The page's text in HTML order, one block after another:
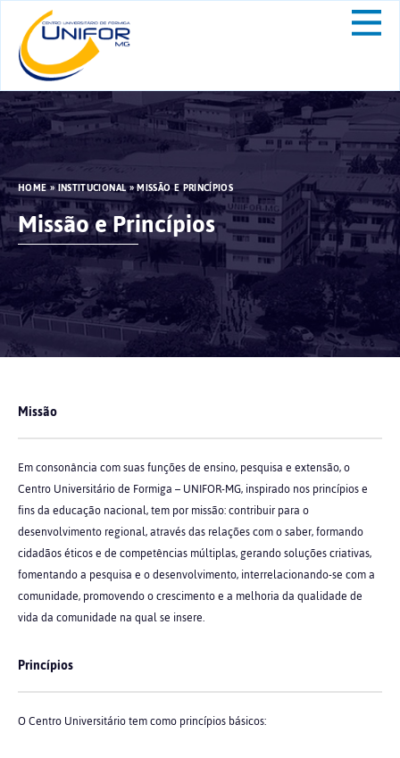
HOME»INSTITUCIONAL»MISSÃO E PRINCÍPIOS
Missão e Princípios
Missão
Em consonância com suas funções de ensino, pesquisa e extensão, o
Centro Universitário de Formiga – UNIFOR-MG, inspirado nos princípios e
fins da educação nacional, tem por missão: contribuir para o
desenvolvimento regional, através das relações com o saber, formando
cidadãos éticos e de competências múltiplas, gerando soluções criativas,
fomentando a pesquisa e o desenvolvimento, interrelacionando-se com a
comunidade, promovendo o crescimento e a melhoria da qualidade de
vida da comunidade na qual se insere.
Princípios
O Centro Universitário tem como princípios básicos: